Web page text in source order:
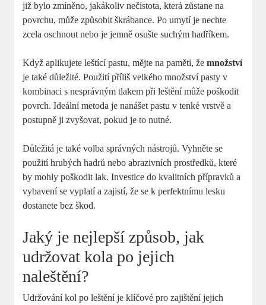
již bylo zmíněno, jakákoliv nečistota, která zůstane na
povrchu, může způsobit škrábance. Po umytí je nechte
zcela oschnout nebo je jemně osušte suchým hadříkem.
Když aplikujete leštící pastu, mějte na paměti, žemnožství
je také důležité. Použití příliš velkého množství pasty v
kombinaci s nesprávným tlakem při leštění může poškodit
povrch. Ideální metoda je nanášet pastu v tenké vrstvě a
postupně ji zvyšovat, pokud je to nutné.
Důležitá je také volba správných nástrojů. Vyhněte se
použití hrubých hadrů nebo abrazivních prostředků, které
by mohly poškodit lak. Investice do kvalitních přípravků a
vybavení se vyplatí a zajistí, že se k perfektnímu lesku
dostanete bez škod.
Jaký je nejlepší způsob, jak
udržovat kola po jejich
naleštění?
Udržování kol po leštění je klíčové pro zajištění jejich